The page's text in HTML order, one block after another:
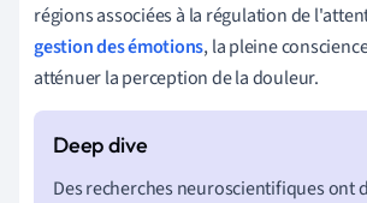
régions associées à la régulation de
gestion des émotions, la pleine
atténuer la perception de la douleur.
Des recherches neuroscientifiques ont